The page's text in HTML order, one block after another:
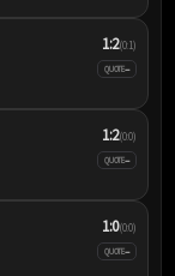
1:2(0:1)
QUOTE–
1:2(0:0)
QUOTE–
1:0(0:0)
QUOTE–